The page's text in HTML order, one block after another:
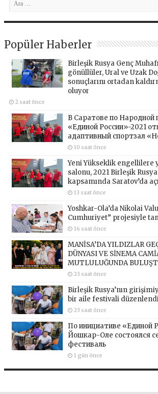
Popüler Haberler
Birleşik Rusya Genç
gönüllüler, Ural ve Uzak
sonuçlarını ortadan
oluyor
2 saat önce
В Саратове по Народной
«Единой России»-2021
адаптивный спортзал
10 saat önce
Yeni Yükseklik engellilere
salonu, 2021 Birleşik
kapsamında Saratov’da
13 saat önce
Yoshkar-Ola’da Nikolai
Cumhuriyet” projesiyle
16 saat önce
MANİSA’DA YILDIZLAR
DÜNYASI VE SİNEMA
MUTLULUĞUNDA
23 saat önce
Birleşik Rusya’nın
bir aile festivali
23 saat önce
По инициативе «Единой
Йошкар-Оле состоялся
фестиваль
1 gün önce